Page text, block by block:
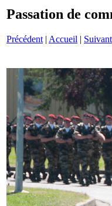
Passation de
Précédent | Accueil | Suivant